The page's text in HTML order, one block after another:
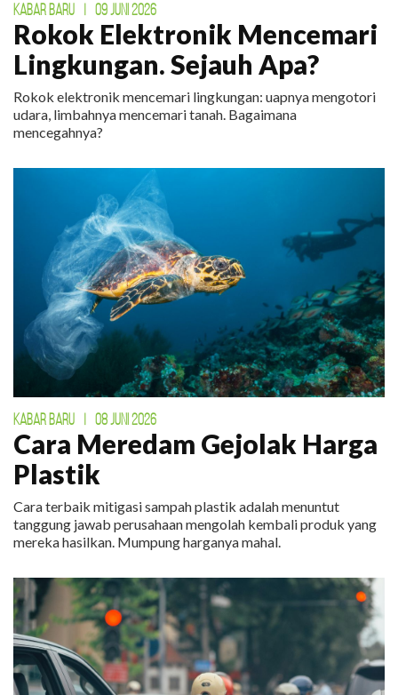
KABAR BARU 09 JUNI 2026
Rokok Elektronik Mencemari
Lingkungan. Sejauh Apa?
Rokok elektronik mencemari lingkungan: uapnya mengotori
udara, limbahnya mencemari tanah. Bagaimana
mencegahnya?
KABAR BARU 08 JUNI 2026
Cara Meredam Gejolak Harga
Plastik
Cara terbaik mitigasi sampah plastik adalah menuntut
tanggung jawab perusahaan mengolah kembali produk yang
mereka hasilkan. Mumpung harganya mahal.